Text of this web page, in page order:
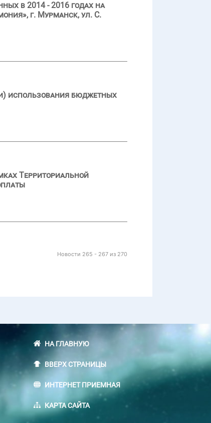
в 2014 - 2016 годах на
г. Мурманск, ул. С.
использования бюджетных
Территориальной
Новости 265 - 267 из 270
НА ГЛАВНУЮ
ВВЕРХ СТРАНИЦЫ
ИНТЕРНЕТ ПРИЕМНАЯ
КАРТА САЙТА